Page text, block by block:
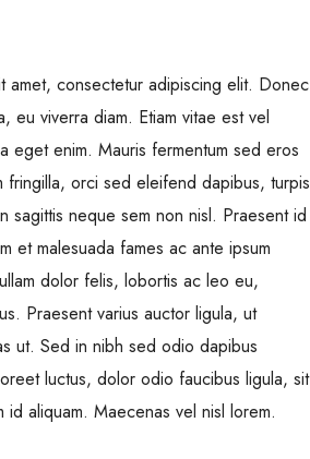
amet, consectetur adipiscing elit. Donec
eu viverra diam. Etiam vitae est vel
eget enim. Mauris fermentum sed eros
fringilla, orci sed eleifend dapibus, turpis
sagittis neque sem non nisl. Praesent id
et malesuada fames ac ante ipsum
dolor felis, lobortis ac leo eu,
Praesent varius auctor ligula, ut
ut. Sed in nibh sed odio dapibus
luctus, dolor odio faucibus ligula, sit
aliquam. Maecenas vel nisl lorem.